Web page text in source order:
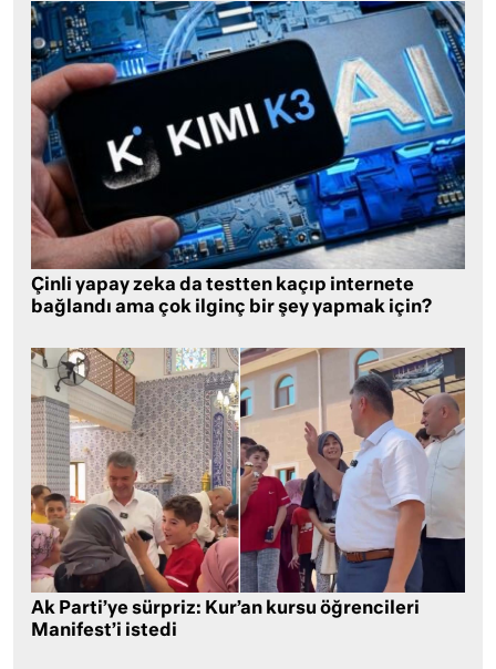
Çinli yapay zeka da testten kaçıp internete
bağlandı ama çok ilginç bir şey yapmak için?
Ak Parti’ye sürpriz: Kur’an kursu öğrencileri
Manifest’i istedi